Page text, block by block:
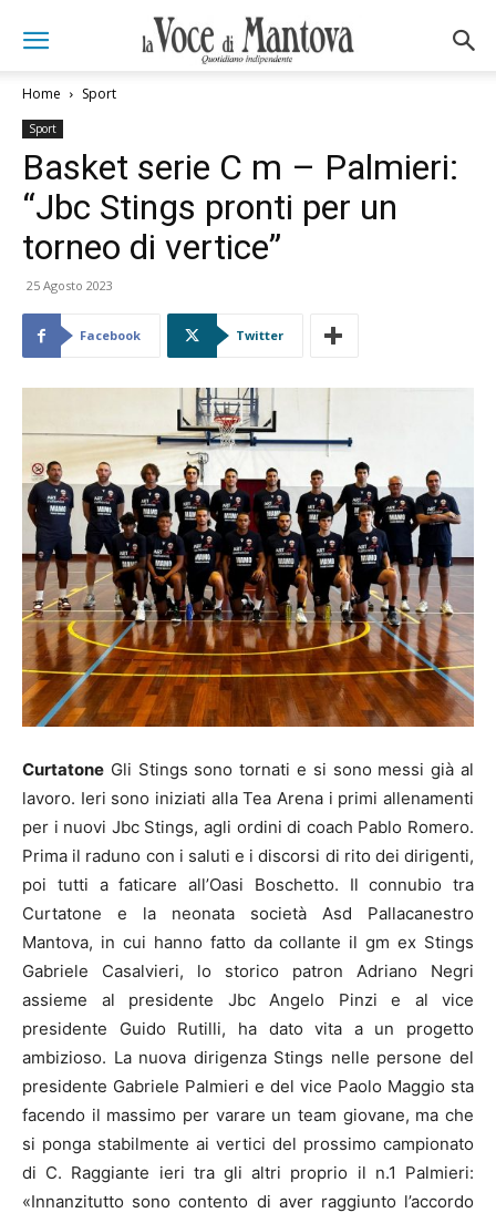
Home Sport
Sport
Basket serie C m – Palmieri:
“Jbc Stings pronti per un
torneo di vertice”
25 Agosto 2023
Facebook Twitter
Curtatone Gli Stings sono tornati e si sono messi già al
lavoro. Ieri sono iniziati alla Tea Arena i primi allenamenti
per i nuovi Jbc Stings, agli ordini di coach Pablo Romero.
Prima il raduno con i saluti e i discorsi di rito dei dirigenti,
poi tutti a faticare all’Oasi Boschetto. Il connubio tra
Curtatone e la neonata società Asd Pallacanestro
Mantova, in cui hanno fatto da collante il gm ex Stings
Gabriele Casalvieri, lo storico patron Adriano Negri
assieme al presidente Jbc Angelo Pinzi e al vice
presidente Guido Rutilli, ha dato vita a un progetto
ambizioso. La nuova dirigenza Stings nelle persone del
presidente Gabriele Palmieri e del vice Paolo Maggio sta
facendo il massimo per varare un team giovane, ma che
si ponga stabilmente ai vertici del prossimo campionato
di C. Raggiante ieri tra gli altri proprio il n.1 Palmieri:
«Innanzitutto sono contento di aver raggiunto l’accordo